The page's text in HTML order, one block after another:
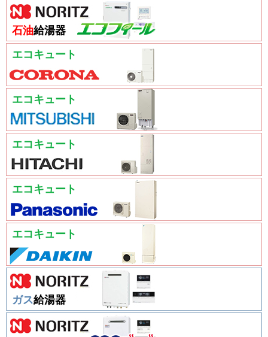
石油給湯器
エコキュート
エコキュート
エコキュート
エコキュート
エコキュート
ガス給湯器